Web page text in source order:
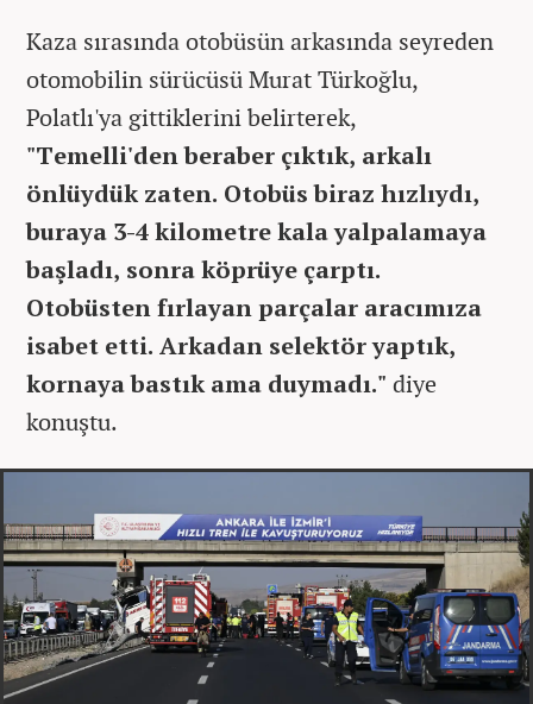
Kaza sırasında otobüsün arkasında seyreden
otomobilin sürücüsü Murat Türkoğlu,
Polatlı'ya gittiklerini belirterek,
"Temelli'den beraber çıktık, arkalı
önlüydük zaten. Otobüs biraz hızlıydı,
buraya 3-4 kilometre kala yalpalamaya
başladı, sonra köprüye çarptı.
Otobüsten fırlayan parçalar aracımıza
isabet etti. Arkadan selektör yaptık,
kornaya bastık ama duymadı." diye
konuştu.